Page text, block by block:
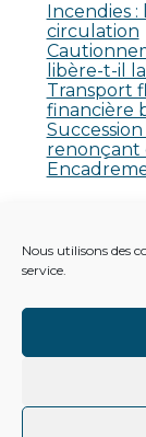
Nous utilisons des
service.
Incendies
circulation
libère-t-il
Transport
financière
renonçant
Aucun